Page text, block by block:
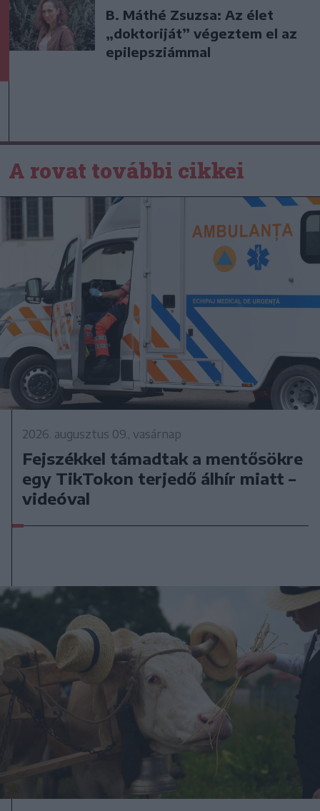
B. Máthé Zsuzsa: Az élet
„doktoriját” végeztem el az
epilepsziámmal
A rovat további cikkei
2026. augusztus 09., vasárnap
Fejszékkel támadtak a mentősökre
egy TikTokon terjedő álhír miatt –
videóval